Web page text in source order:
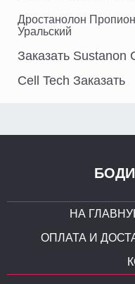
Дростанолон
Уральский
Заказать Sustanon
Cell Tech Заказать
НА
ОПЛАТА И